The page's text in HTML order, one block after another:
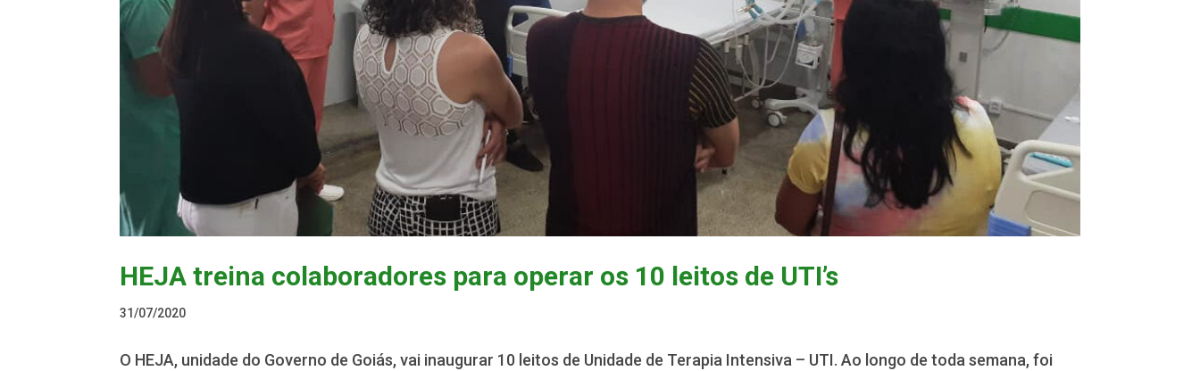
HEJA treina colaboradores para operar os 10 leitos de UTI’s
31/07/2020
O HEJA, unidade do Governo de Goiás, vai inaugurar 10 leitos de Unidade de Terapia Intensiva – UTI. Ao longo de toda semana, foi